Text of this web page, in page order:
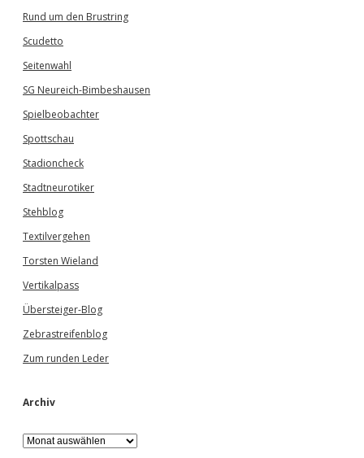
Rund um den Brustring
Scudetto
Seitenwahl
SG Neureich-Bimbeshausen
Spielbeobachter
Spottschau
Stadioncheck
Stadtneurotiker
Stehblog
Textilvergehen
Torsten Wieland
Vertikalpass
Übersteiger-Blog
Zebrastreifenblog
Zum runden Leder
Archiv
A
r